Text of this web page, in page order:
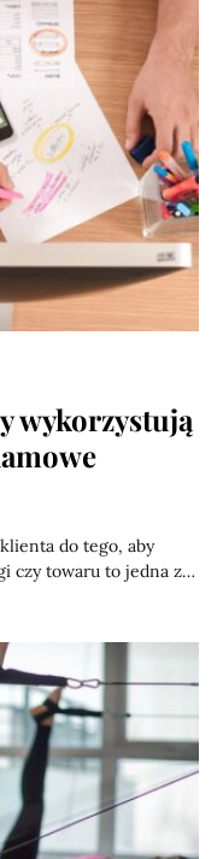
wykorzystują
do tego, aby
czy towaru to jedna z…